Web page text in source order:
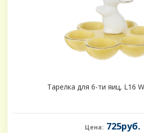
Тарелка для 6-ти яиц, L16
Цена: 725руб.